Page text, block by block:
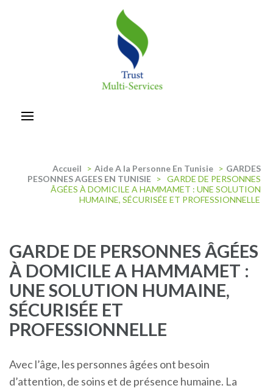
Accueil > Aide A la Personne En Tunisie > GARDES
PESONNES AGEES EN TUNISIE > GARDE DE PERSONNES
ÂGÉES À DOMICILE A HAMMAMET : UNE SOLUTION
HUMAINE, SÉCURISÉE ET PROFESSIONNELLE
GARDE DE PERSONNES ÂGÉES
À DOMICILE A HAMMAMET :
UNE SOLUTION HUMAINE,
SÉCURISÉE ET
PROFESSIONNELLE
Avec l’âge, les personnes âgées ont besoin
d’attention, de soins et de présence humaine. La